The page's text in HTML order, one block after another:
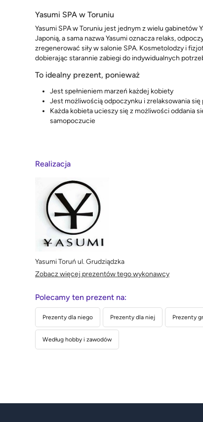
Yasumi SPA w Toruniu
Yasumi SPA w Toruniu jest jednym z wielu gabinetów
Japonią, a sama nazwa Yasumi oznacza relaks,
zregenerować siły w salonie SPA. Kosmetolodzy i
dobierając starannie zabiegi do indywidualnych
To idealny prezent, ponieważ
Jest spełnieniem marzeń każdej kobiety
Jest możliwością odpoczynku i zrelaksowania się
Każda kobieta ucieszy się z możliwości oddania
samopoczucie
Realizacja
Yasumi Toruń ul. Grudziądzka
Zobacz więcej prezentów tego wykonawcy
Polecamy ten prezent na:
Prezenty dla niego Prezenty dla niej Prezenty
Według hobby i zawodów